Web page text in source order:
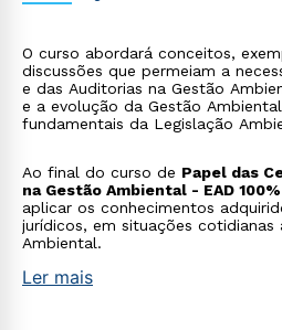
O curso abordará conceitos,
discussões que permeiam a
e das Auditorias na Gestão
e a evolução da Gestão
fundamentais da Legislação
Ao final do curso de Papel das
na Gestão Ambiental - EAD
aplicar os conhecimentos
jurídicos, em situações cotidianas
Ambiental.
Ler mais